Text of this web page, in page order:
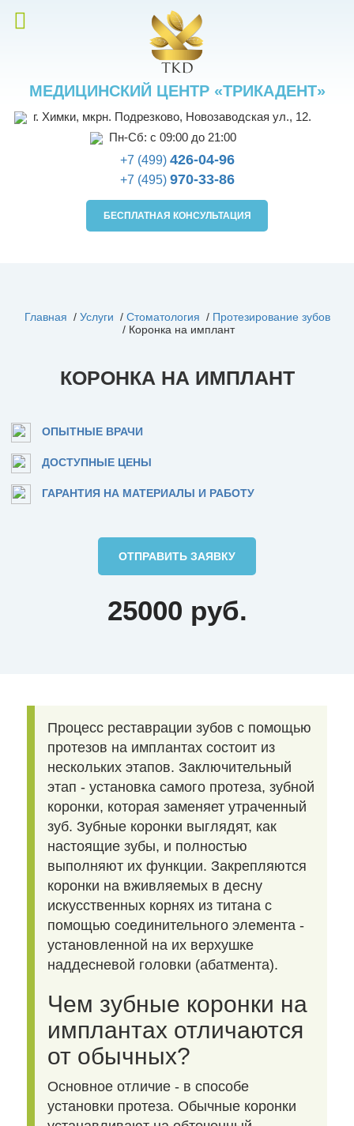
МЕДИЦИНСКИЙ ЦЕНТР «ТРИКАДЕНТ»
г. Химки, мкрн. Подрезково, Новозаводская ул., 12.
Пн-Сб: с 09:00 до 21:00
+7 (499) 426-04-96
+7 (495) 970-33-86
БЕСПЛАТНАЯ КОНСУЛЬТАЦИЯ
Главная / Услуги / Стоматология / Протезирование зубов
/ Коронка на имплант
КОРОНКА НА ИМПЛАНТ
ОПЫТНЫЕ ВРАЧИ
ДОСТУПНЫЕ ЦЕНЫ
ГАРАНТИЯ НА МАТЕРИАЛЫ И РАБОТУ
ОТПРАВИТЬ ЗАЯВКУ
25000 руб.
Процесс реставрации зубов с помощью
протезов на имплантах состоит из
нескольких этапов. Заключительный
этап - установка самого протеза, зубной
коронки, которая заменяет утраченный
зуб. Зубные коронки выглядят, как
настоящие зубы, и полностью
выполняют их функции. Закрепляются
коронки на вживляемых в десну
искусственных корнях из титана с
помощью соединительного элемента -
установленной на их верхушке
наддесневой головки (абатмента).
Чем зубные коронки на
имплантах отличаются
от обычных?
Основное отличие - в способе
установки протеза. Обычные коронки